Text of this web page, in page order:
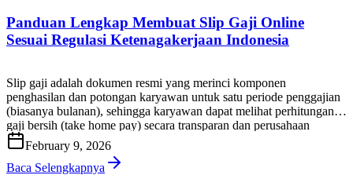
Panduan Lengkap Membuat Slip Gaji Online
Sesuai Regulasi Ketenagakerjaan Indonesia
Slip gaji adalah dokumen resmi yang merinci komponen
penghasilan dan potongan karyawan untuk satu periode penggajian
(biasanya bulanan), sehingga karyawan dapat melihat perhitungan
gaji bersih (take home pay) secara transparan dan perusahaan
memiliki bukti administrasi yang rapi serta dapat diaudit. Di praktik
HR & payroll Indonesia, slip gaji bukan sekadar “lembar informasi
gaji”. Slip gaji […]
February 9, 2026
Baca Selengkapnya